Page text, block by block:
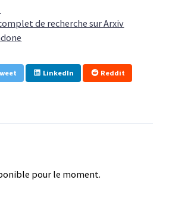
de recherche sur Arxiv
LinkedIn Reddit
pour le moment.